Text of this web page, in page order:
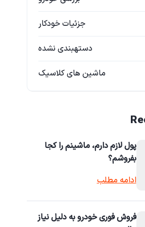
جزئیات خودکار
دستهبندی نشده
ماشین های کلاسیک
پول لازم دارم، ماشینم را کجا
بفروشم؟
ادامه مطلب
فروش فوری خودرو به دلیل نیاز